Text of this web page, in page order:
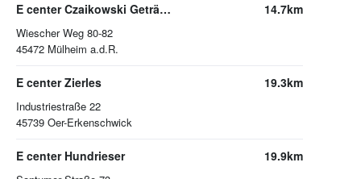
E center Czaikowski Getränkemarkt
Wiescher Weg 80-82
45472 Mülheim a.d.R.
14.7km
E center Zierles
Industriestraße 22
45739 Oer-Erkenschwick
19.3km
E center Hundrieser 19.9km